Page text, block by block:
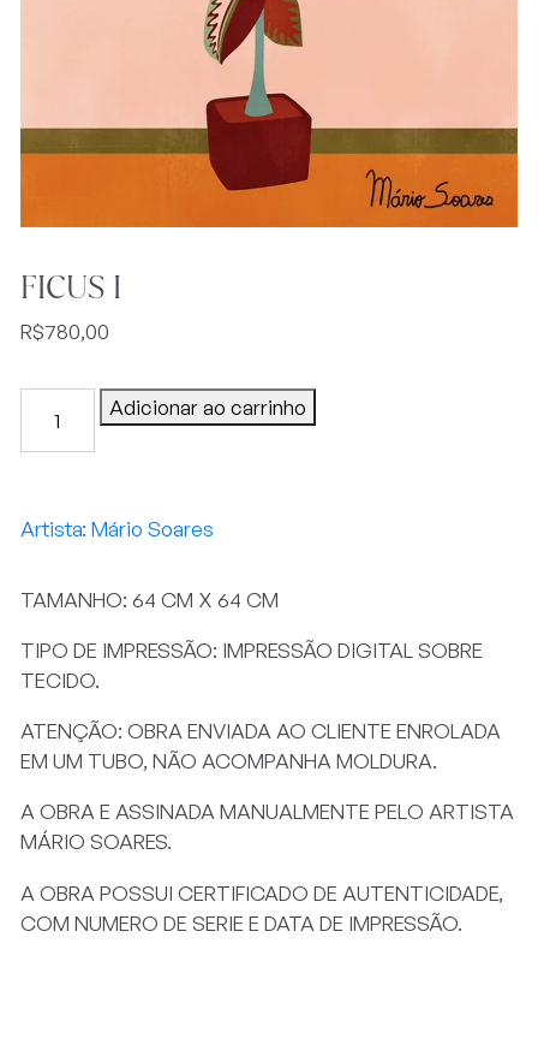
FICUS I
R$780,00
Adicionar ao carrinho
Mário Soares
TAMANHO: 64 CM X 64 CM
TIPO DE IMPRESSÃO: IMPRESSÃO DIGITAL SOBRE
TECIDO.
ATENÇÃO: OBRA ENVIADA AO CLIENTE ENROLADA
EM UM TUBO, NÃO ACOMPANHA MOLDURA.
A OBRA E ASSINADA MANUALMENTE PELO ARTISTA
MÁRIO SOARES.
A OBRA POSSUI CERTIFICADO DE AUTENTICIDADE,
COM NUMERO DE SERIE E DATA DE IMPRESSÃO.